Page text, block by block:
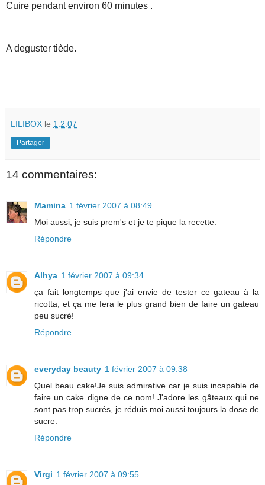
Cuire pendant environ 60 minutes .
A deguster tiède.
LILIBOX le 1.2.07
Partager
14 commentaires:
Mamina 1 février 2007 à 08:49
Moi aussi, je suis prem's et je te pique la recette.
Répondre
Alhya 1 février 2007 à 09:34
ça fait longtemps que j'ai envie de tester ce gateau à la
ricotta, et ça me fera le plus grand bien de faire un gateau
peu sucré!
Répondre
everyday beauty 1 février 2007 à 09:38
Quel beau cake!Je suis admirative car je suis incapable de
faire un cake digne de ce nom! J'adore les gâteaux qui ne
sont pas trop sucrés, je réduis moi aussi toujours la dose de
sucre.
Répondre
Virgi 1 février 2007 à 09:55